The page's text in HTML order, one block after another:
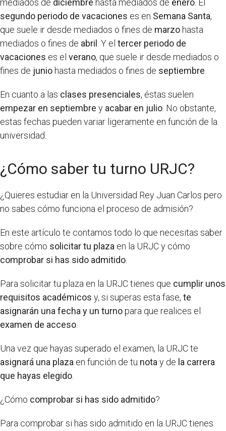
mediados de diciembre hasta mediados de enero . El
segundo periodo de vacaciones es en Semana Santa,
que suele ir desde mediados o fines de marzo hasta
mediados o fines de abril . Y el tercer periodo de
vacaciones es el verano, que suele ir desde mediados o
fines de junio hasta mediados o fines de septiembre
En cuanto a las clases presenciales, éstas suelen
empezar en septiembre y acabar en julio . No obstante,
estas fechas pueden variar ligeramente en función de la
universidad.
¿Cómo saber tu turno URJC?
¿Quieres estudiar en la Universidad Rey Juan Carlos pero
no sabes cómo funciona el proceso de admisión?
En este artículo te contamos todo lo que necesitas saber
sobre cómo solicitar tu plaza en la URJC y cómo
comprobar si has sido admitido
Para solicitar tu plaza en la URJC tienes que cumplir unos
requisitos académicos y, si superas esta fase, te
asignarán una fecha y un turnopara que realices el
examen de acceso
Una vez que hayas superado el examen, la URJC te
asignará una plaza en función de tu nota y de la carrera
que hayas elegido
¿Cómo comprobar si has sido admitido?
Para comprobar si has sido admitido en la URJC tienes